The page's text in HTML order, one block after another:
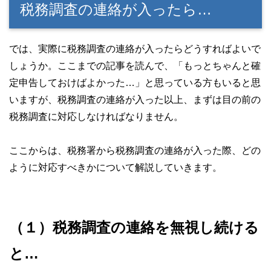
税務調査の連絡が入ったら…
では、実際に税務調査の連絡が入ったらどうすればよいで
しょうか。ここまでの記事を読んで、「もっとちゃんと確
定申告しておけばよかった…」と思っている方もいると思
いますが、税務調査の連絡が入った以上、まずは目の前の
税務調査に対応しなければなりません。
ここからは、税務署から税務調査の連絡が入った際、どの
ように対応すべきかについて解説していきます。
（１）税務調査の連絡を無視し続ける
と…